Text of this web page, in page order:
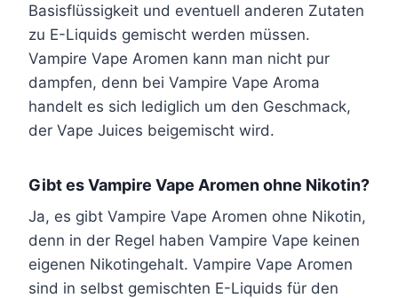
Basisflüssigkeit und eventuell anderen Zutaten
zu E-Liquids gemischt werden müssen.
Vampire Vape Aromen kann man nicht pur
dampfen, denn bei Vampire Vape Aroma
handelt es sich lediglich um den Geschmack,
der Vape Juices beigemischt wird.
Gibt es Vampire Vape Aromen ohne Nikotin?
Ja, es gibt Vampire Vape Aromen ohne Nikotin,
denn in der Regel haben Vampire Vape keinen
eigenen Nikotingehalt. Vampire Vape Aromen
sind in selbst gemischten E-Liquids für den